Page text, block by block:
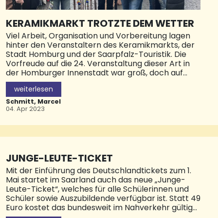
KERAMIKMARKT TROTZTE DEM WETTER
Viel Arbeit, Organisation und Vorbereitung lagen
hinter den Veranstaltern des Keramikmarkts, der
Stadt Homburg und der Saarpfalz-Touristik. Die
Vorfreude auf die 24. Veranstaltung dieser Art in
der Homburger Innenstadt war groß, doch auf
eine Komponente hatten Aussteller und
Organisatoren am vergangenen Wochenende
keinen Einfluss: das Wetter. Und das spielte nicht
so mit, wie sich das alle gewünscht hatten… Bei der
dennoch einige Besucherinnen und Besucher in die
Stadt, um sich von den handgefertigten
Flohmarkt rund ums Forum waren viele
Hartgesottene unterwegs. „Für die Aussteller und
diese tolle Veranstaltung, die seit Jahren fest in
unserem Terminkalender verankert ist, ist das
natürlich sehr schade“, waren sich Landrat Dr.
Theophil Gallo und Bürgermeister Michael Forster
einig, als sie einen Rundgang über den
weiterlesen
Schmitt, Marcel
04. Apr 2023
JUNGE-LEUTE-TICKET
Mit der Einführung des Deutschlandtickets zum 1.
Mai startet im Saarland auch das neue „Junge-
Leute-Ticket“, welches für alle Schülerinnen und
Schüler sowie Auszubildende verfügbar ist. Statt 49
Euro kostet das bundesweit im Nahverkehr gültige